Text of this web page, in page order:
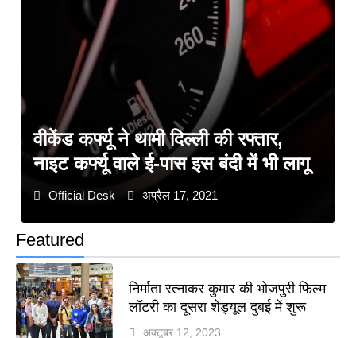
Featured
निर्माता रत्नाकर कुमार की भोजपुरी फिल्म
लॉटरी का दूसरा शेड्यूल दुबई में शुरू
अक्टूबर 12, 2023
वीकेंड कर्फ्यू ने थामी दिल्ली की रफ्तार,
नाइट कर्फ्यू वाले ई-पास इस बंदी में भी लागू
Official Desk अप्रैल 17, 2021